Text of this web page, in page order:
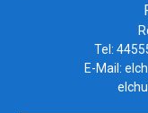
Tel:
E-Mail: